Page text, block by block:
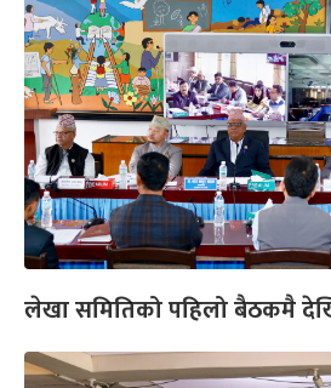
लेखा समितिको पहिलो बैठकमै